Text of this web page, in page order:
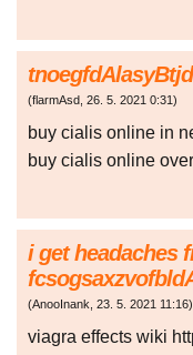
(flarmAsd, 26. 5. 2021 0:31)
buy cialis online in
buy cialis online
i get headaches
(AnooInank, 23. 5. 2021 11:16)
viagra effects wiki